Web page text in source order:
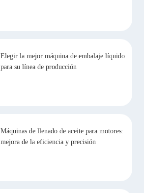
Elegir la mejor máquina de embalaje líquido
para su línea de producción
Máquinas de llenado de aceite para motores:
mejora de la eficiencia y precisión